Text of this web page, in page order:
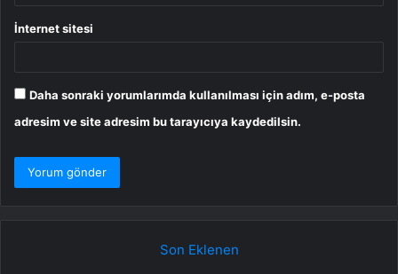
İnternet sitesi
Daha sonraki yorumlarımda kullanılması için adım, e-posta
adresim ve site adresim bu tarayıcıya kaydedilsin.
Son Eklenen